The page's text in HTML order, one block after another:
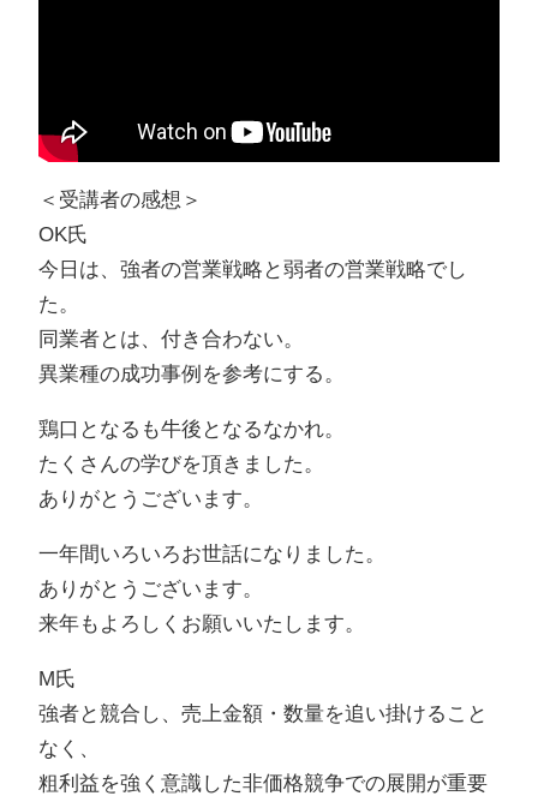
＜受講者の感想＞
OK氏
今日は、強者の営業戦略と弱者の営業戦略でし
た。
同業者とは、付き合わない。
異業種の成功事例を参考にする。
鶏口となるも牛後となるなかれ。
たくさんの学びを頂きました。
ありがとうございます。
一年間いろいろお世話になりました。
ありがとうございます。
来年もよろしくお願いいたします。
M氏
強者と競合し、売上金額・数量を追い掛けること
なく、
粗利益を強く意識した非価格競争での展開が重要